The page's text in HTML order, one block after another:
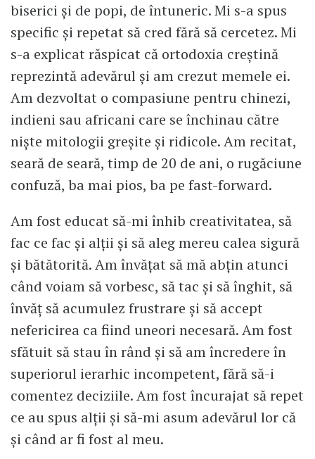
biserici și de popi, de întuneric. Mi s-a spus
specific și repetat să cred fără să cercetez. Mi
s-a explicat răspicat că ortodoxia creștină
reprezintă adevărul și am crezut memele ei.
Am dezvoltat o compasiune pentru chinezi,
indieni sau africani care se închinau către
niște mitologii greșite și ridicole. Am recitat,
seară de seară, timp de 20 de ani, o rugăciune
confuză, ba mai pios, ba pe fast-forward.
Am fost educat să-mi înhib creativitatea, să
fac ce fac și alții și să aleg mereu calea sigură
și bătătorită. Am învățat să mă abțin atunci
când voiam să vorbesc, să tac și să înghit, să
învăț să acumulez frustrare și să accept
nefericirea ca fiind uneori necesară. Am fost
sfătuit să stau în rând și să am încredere în
superiorul ierarhic incompetent, fără să-i
comentez deciziile. Am fost încurajat să repet
ce au spus alții și să-mi asum adevărul lor că
și când ar fi fost al meu.